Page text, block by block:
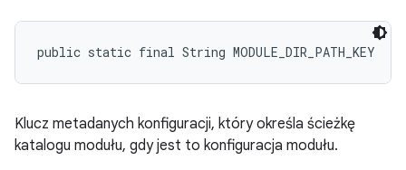
public static final String MODULE_DIR_PATH_KEY
Klucz metadanych konfiguracji, który określa ścieżkę
katalogu modułu, gdy jest to konfiguracja modułu.